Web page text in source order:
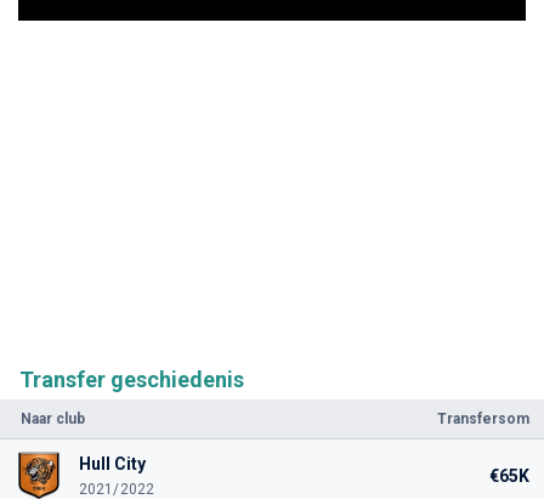
Transfer geschiedenis
Naar club Transfersom
Hull City
2021/2022
€65K